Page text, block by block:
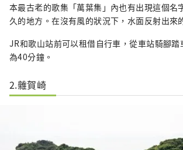
本最古老的歌集「萬葉集」內也有出現這個名
久的地方。在沒有風的狀況下，水面反射出來
JR和歌山站前可以租借自行車，從車站騎腳踏
為40分鐘。
2.雜賀崎